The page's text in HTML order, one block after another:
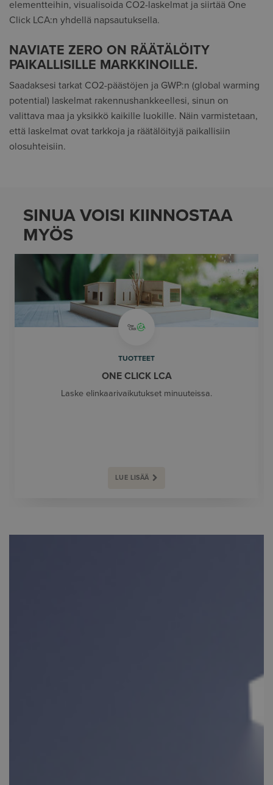
elementteihin, visualisoida CO2-laskelmat ja siirtää One
Click LCA:n yhdellä napsautuksella.
NAVIATE ZERO ON RÄÄTÄLÖITY
PAIKALLISILLE MARKKINOILLE.
Saadaksesi tarkat CO2-päästöjen ja GWP:n (global warming
potential) laskelmat rakennushankkeellesi, sinun on
valittava maa ja yksikkö kaikille luokille. Näin varmistetaan,
että laskelmat ovat tarkkoja ja räätälöityjä paikallisiin
olosuhteisiin.
SINUA VOISI KIINNOSTAA
MYÖS
TUOTTEET
ONE CLICK LCA
Laske elinkaarivaikutukset minuuteissa.
LUE LISÄÄ